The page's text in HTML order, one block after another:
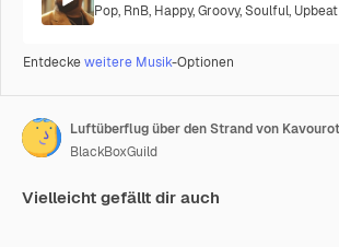
Pop, RnB, Happy,Groovy,Soulful, Upbeat
Entdeckeweitere Musik-Optionen
BlackBoxGuild
Vielleicht gefällt dir auch